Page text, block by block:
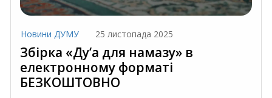
Новини ДУМУ 25 листопада 2025
Збірка «Ду‘а для намазу» в
електронному форматі
БЕЗКОШТОВНО